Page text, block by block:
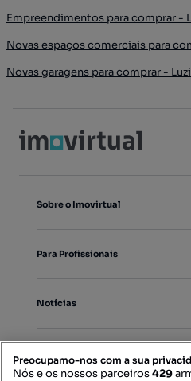
Empreendimentos para comprar -
Novas espaços comerciais para
Novas garagens para comprar -
Sobre o Imovirtual
Para Profissionais
Notícias
Preocupamo-nos com a sua
Nós e os nossos parceiros429